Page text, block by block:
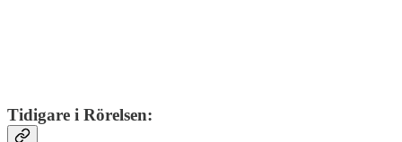
Tidigare i Rörelsen: